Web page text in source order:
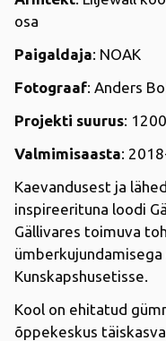
osa
Paigaldaja: NOAK
Fotograaf: Anders
Projekti suurus:
Valmimisaasta:
Kaevandusest ja
inspireerituna loodi
Gällivares toimuva
Kunskapshusetisse.
Kool on ehitatud
õppekeskus